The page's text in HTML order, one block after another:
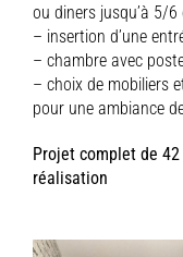
ou diners jusqu’à 5/6
– insertion d’une
– chambre avec
– choix de mobiliers
pour une ambiance
Projet complet de
réalisation